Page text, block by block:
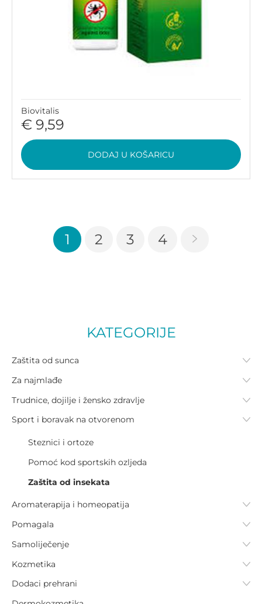
Biovitalis
€ 9,59
DODAJ U KOŠARICU
1 2 3 4
KATEGORIJE
Zaštita od sunca
Za najmlađe
Trudnice, dojilje i žensko zdravlje
Sport i boravak na otvorenom
Steznici i ortoze
Pomoć kod sportskih ozljeda
Zaštita od insekata
Aromaterapija i homeopatija
Pomagala
Samoliječenje
Kozmetika
Dodaci prehrani